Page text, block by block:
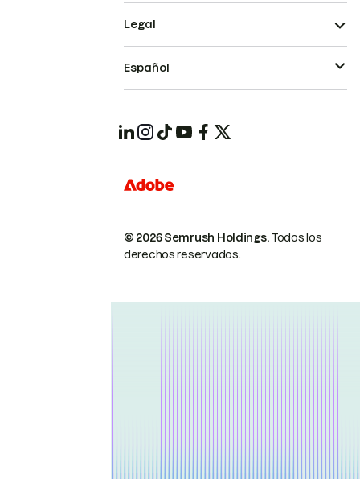
© 2026 Semrush Holdings.Todos los
derechos reservados.
Legal
Español